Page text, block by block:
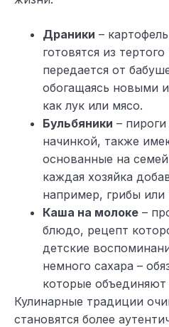
Драники –
готовятся из
передается от
обогащаясь новыми
как лук или мясо.
Бульбяники –
начинкой, также
основанные на
каждая хозяйка
например, грибы или
Каша на молоке –
блюдо, рецепт
детские
немного сахара –
которые объединяют
Кулинарные традиции
становятся более